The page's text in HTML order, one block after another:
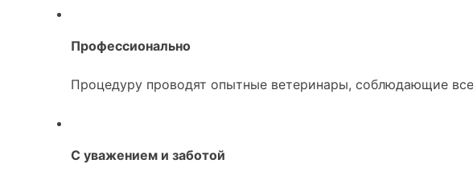
Профессионально
Процедуру проводят опытные ветеринары, соблюдающие
С уважением и заботой